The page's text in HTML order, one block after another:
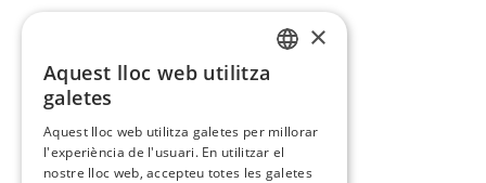
×
Aquest lloc web utilitza
galetes
Aquest lloc web utilitza galetes per millorar
l'experiència de l'usuari. En utilitzar el
nostre lloc web, accepteu totes les galetes